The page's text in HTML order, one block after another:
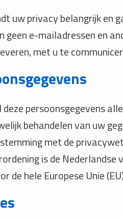
uw privacy belangrijk en
geen e-mailadressen en
met u te
deze persoonsgegevens
behandelen van uw
met de
is de Nederlandse
de hele Europese Unie